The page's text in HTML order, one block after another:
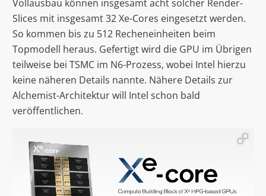
Vollausbau können insgesamt acht solcher Render-
Slices mit insgesamt 32 Xe-Cores eingesetzt werden.
So kommen bis zu 512 Recheneinheiten beim
Topmodell heraus. Gefertigt wird die GPU im Übrigen
teilweise bei TSMC im N6-Prozess, wobei Intel hierzu
keine näheren Details nannte. Nähere Details zur
Alchemist-Architektur will Intel schon bald
veröffentlichen.